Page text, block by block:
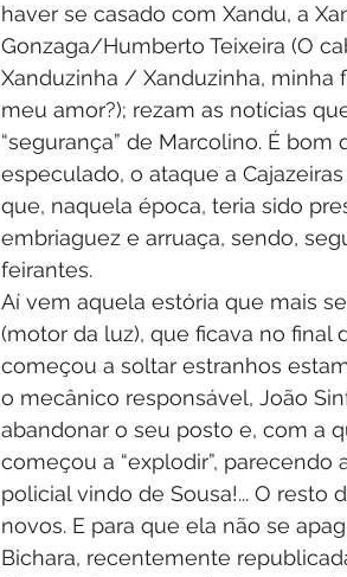
haver se casado com Xandu, a
Gonzaga/Humberto Teixeira (O
Xanduzinha / Xanduzinha,
meu amor?); rezam as notícias
“segurança” de Marcolino. É
especulado, o ataque a
que, naquela época, teria sido
embriaguez e arruaça, sendo,
feirantes.
Aí vem aquela estória que mais
(motor da luz), que ficava no final
começou a soltar estranhos
o mecânico responsável, João
abandonar o seu posto e, com a
começou a “explodir”,
policial vindo de Sousa!... O resto
novos. E para que ela não se
Bichara, recentemente